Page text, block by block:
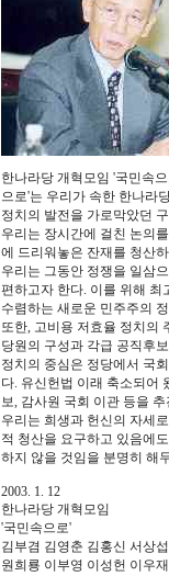
한나라당 개혁모임 '국민속
으로'는 우리가 속한 한나라
정치의 발전을 가로막았던
우리는 장시간에 걸친 논의
에 드리워놓은 잔재를 청산
우리는 그동안 정쟁을 일삼
편하고자 한다. 이를 위해 최
수렴하는 새로운 민주주의
또한, 고비용 저효율 정치의
당원의 구성과 각급 공직후
정치의 중심은 정당에서 국
다. 유신헌법 이래 축소되어
보, 감사원 국회 이관 등을
우리는 희생과 헌신의 자세
적 청산을 요구하고 있음에
하지 않을 것임을 분명히 해
2003. 1. 12
한나라당 개혁모임
'국민속으로'
김부겸 김영춘 김홍신 서상
원희룡 이부영 이성헌 이우